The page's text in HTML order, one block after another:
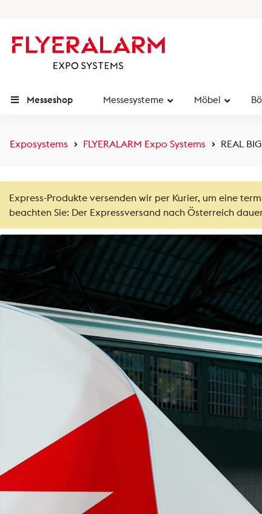
Messeshop Messesysteme Möbel
Exposystems FLYERALARM Expo Systems REAL
Express-Produkte versenden wir per Kurier, um eine
beachten Sie: Der Expressversand nach Österreich